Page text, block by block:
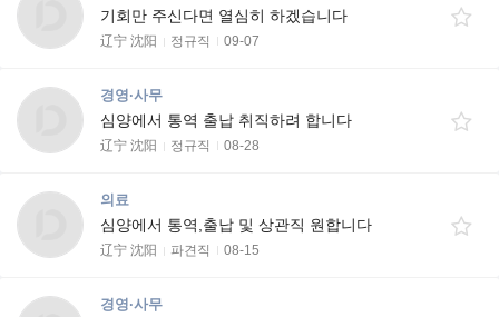
기회만 주신다면 열심히 하겠습니다
辽宁 沈阳 정규직 09-07
경영·사무
심양에서 통역 출납 취직하려 합니다
辽宁 沈阳 정규직 08-28
의료
심양에서 통역,출납 및 상관직 원합니다
辽宁 沈阳 파견직 08-15
경영·사무